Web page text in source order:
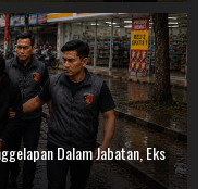
Dalam Jabatan, Eks